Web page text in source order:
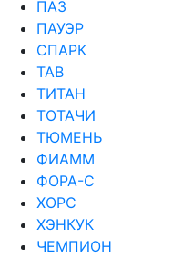
ПАЗ
ПАУЭР
СПАРК
ТАВ
ТИТАН
ТОТАЧИ
ТЮМЕНЬ
ФИАММ
ФОРА-С
ХОРС
ХЭНКУК
ЧЕМПИОН